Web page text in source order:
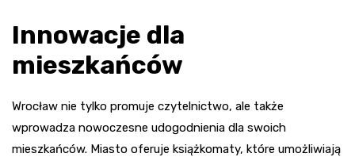
Innowacje dla
mieszkańców
Wrocław nie tylko promuje czytelnictwo, ale także
wprowadza nowoczesne udogodnienia dla swoich
mieszkańców. Miasto oferuje książkomaty, które umożliwiają